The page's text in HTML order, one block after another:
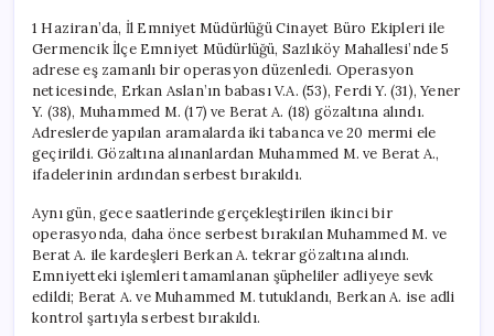
1 Haziran’da, İl Emniyet Müdürlüğü Cinayet Büro Ekipleri ile
Germencik İlçe Emniyet Müdürlüğü, Sazlıköy Mahallesi’nde 5
adrese eş zamanlı bir operasyon düzenledi. Operasyon
neticesinde, Erkan Aslan’ın babası V.A. (53), Ferdi Y. (31), Yener
Y. (38), Muhammed M. (17) ve Berat A. (18) gözaltına alındı.
Adreslerde yapılan aramalarda iki tabanca ve 20 mermi ele
geçirildi. Gözaltına alınanlardan Muhammed M. ve Berat A.,
ifadelerinin ardından serbest bırakıldı.
Aynı gün, gece saatlerinde gerçekleştirilen ikinci bir
operasyonda, daha önce serbest bırakılan Muhammed M. ve
Berat A. ile kardeşleri Berkan A. tekrar gözaltına alındı.
Emniyetteki işlemleri tamamlanan şüpheliler adliyeye sevk
edildi; Berat A. ve Muhammed M. tutuklandı, Berkan A. ise adli
kontrol şartıyla serbest bırakıldı.